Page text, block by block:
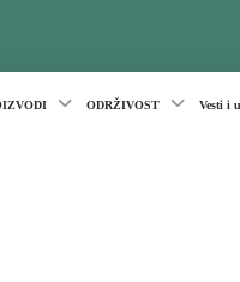
ODRŽIVOST Vesti i